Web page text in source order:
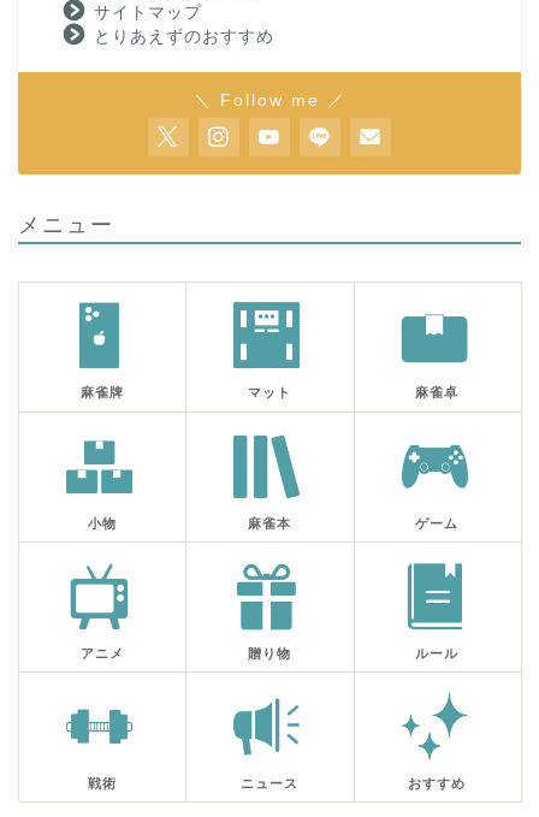
サイトマップ
とりあえずのおすすめ
＼ Follow me ／
メニュー
麻雀牌 マット 麻雀卓
小物 麻雀本 ゲーム
アニメ 贈り物 ルール
戦術 ニュース おすすめ